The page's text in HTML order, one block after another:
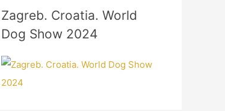
Zagreb. Croatia. World
Dog Show 2024